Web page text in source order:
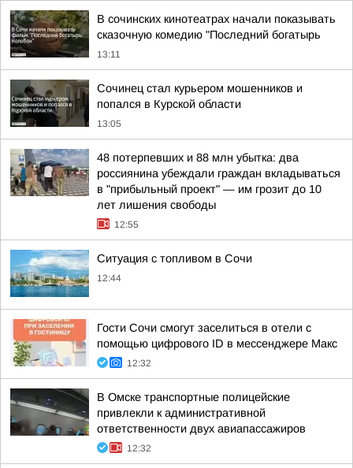
В сочинских кинотеатрах начали показывать
сказочную комедию "Последний богатырь
13:11
Сочинец стал курьером мошенников и
попался в Курской области
13:05
48 потерпевших и 88 млн убытка: два
россиянина убеждали граждан вкладываться
в "прибыльный проект" — им грозит до 10
лет лишения свободы
12:55
Ситуация с топливом в Сочи
12:44
Гости Сочи смогут заселиться в отели с
помощью цифрового ID в мессенджере Макс
12:32
В Омске транспортные полицейские
привлекли к административной
ответственности двух авиапассажиров
12:32